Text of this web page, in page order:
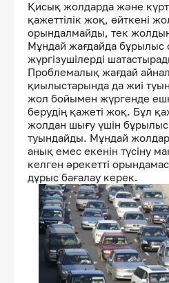
Қисық жолдарда және
қажеттілік жоқ, өйткені
орындалмайды, тек
Мұндай жағдайда бұрылыс
жүргізушілерді
Проблемалық жағдай
қиылыстарында да жиі
жол бойымен жүргенде
берудің қажеті жоқ. Бұл
жолдан шығу үшін бұрылыс
туындайды. Мұндай
анық емес екенін түсіну
келген әрекетті
дұрыс бағалау керек.